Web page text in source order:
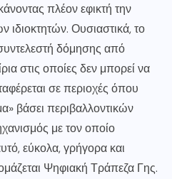
πλέον εφικτή την
ιδιοκτητών. Ουσιαστικά, το
δόμησης από
στις οποίες δεν μπορεί να
σε περιοχές όπου
βάσει περιβαλλοντικών
με τον οποίο
εύκολα, γρήγορα και
Ψηφιακή Τράπεζα Γης.